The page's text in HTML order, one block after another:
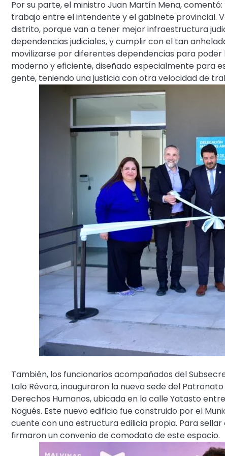
Por su parte, el ministro Juan Martín Mena,
trabajo entre el intendente y el gabinete provincial.
distrito, porque van a tener mejor infraestructura
dependencias judiciales, y cumplir con el tan
movilizarse por diferentes dependencias para poder
moderno y eficiente, diseñado especialmente para
gente, teniendo una justicia con otra velocidad de
También, los funcionarios acompañados del
Lalo Révora, inauguraron la nueva sede del
Derechos Humanos, ubicada en la calle Yatasto
Nogués. Este nuevo edificio fue construido por el
cuente con una estructura edilicia propia. Para
firmaron un convenio de comodato de este espacio.